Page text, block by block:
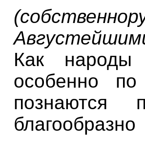
Как народы
особенно
познаются